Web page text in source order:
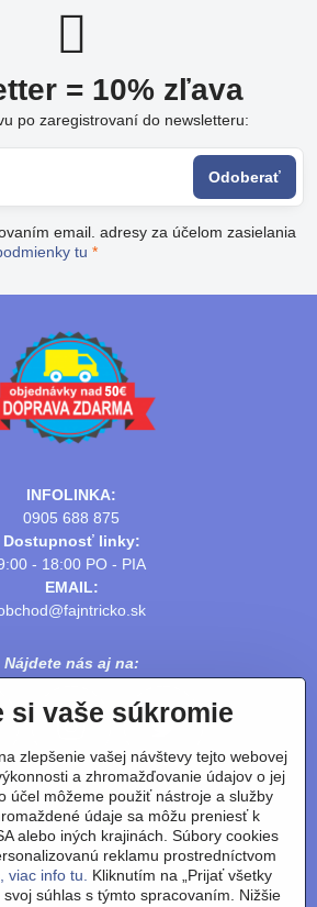
= 10% zľava
po zaregistrovaní do newsletteru:
Odoberať
email. adresy za účelom zasielania
tu *
INFOLINKA:
0905 688 875
Dostupnosť linky:
- 18:00 PO - PIA
EMAIL:
Nájdete nás aj na:
si vaše súkromie
zlepšenie vašej návštevy tejto webovej
a zhromažďovanie údajov o jej
účel môžeme použiť nástroje a služby
údaje sa môžu preniesť k
alebo iných krajinách. Súbory cookies
reklamu prostredníctvom
viac info tu.
Kliknutím na „Prijať všetky
súhlas s týmto spracovaním. Nižšie